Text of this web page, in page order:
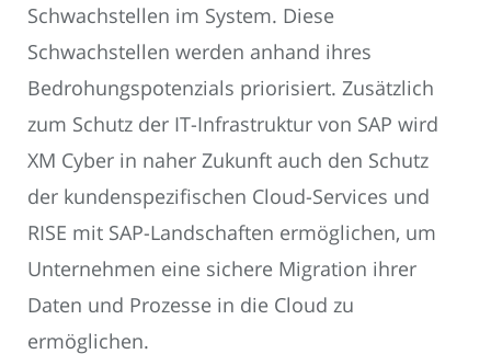
Schwachstellen im System. Diese
Schwachstellen werden anhand ihres
Bedrohungspotenzials priorisiert. Zusätzlich
zum Schutz der IT-Infrastruktur von SAP wird
XM Cyber in naher Zukunft auch den Schutz
der kundenspezifischen Cloud-Services und
RISE mit SAP-Landschaften ermöglichen, um
Unternehmen eine sichere Migration ihrer
Daten und Prozesse in die Cloud zu
ermöglichen.